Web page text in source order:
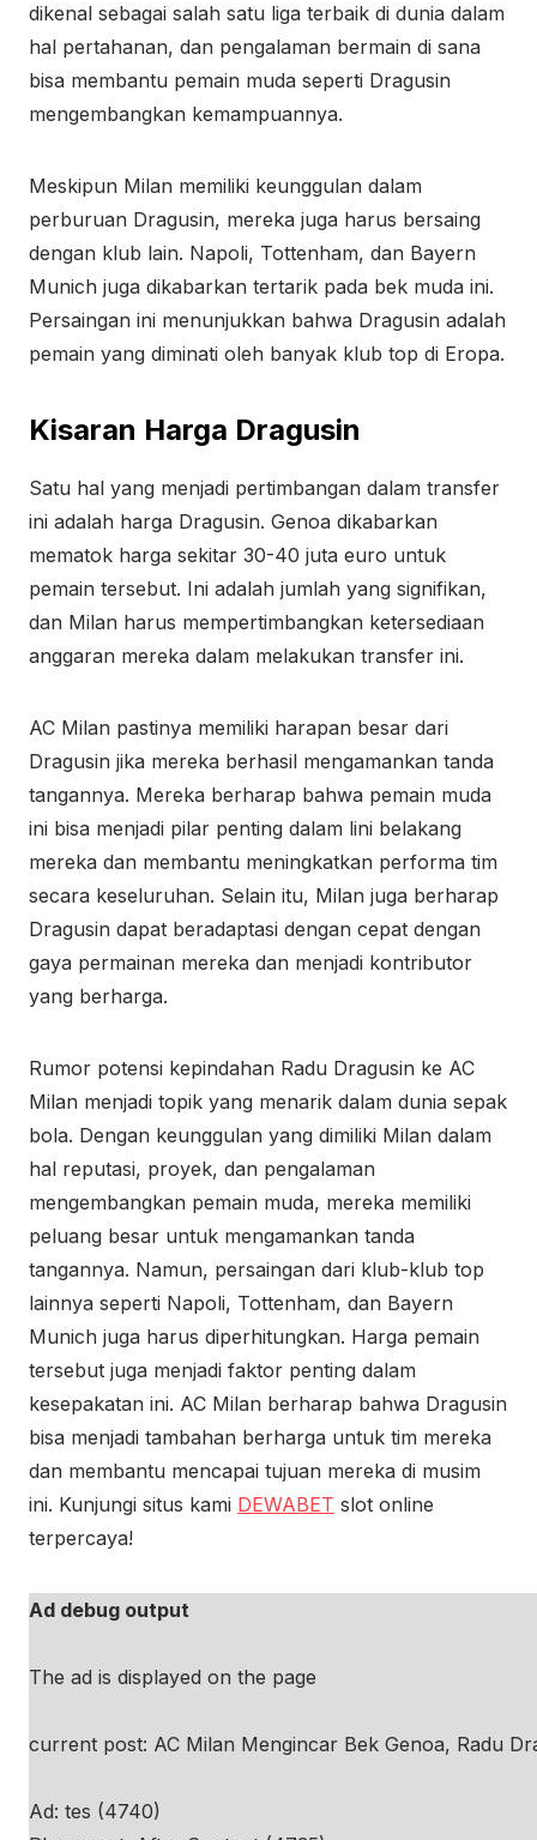
dikenal sebagai salah satu liga terbaik di dunia dalam
hal pertahanan, dan pengalaman bermain di sana
bisa membantu pemain muda seperti Dragusin
mengembangkan kemampuannya.
Meskipun Milan memiliki keunggulan dalam
perburuan Dragusin, mereka juga harus bersaing
dengan klub lain. Napoli, Tottenham, dan Bayern
Munich juga dikabarkan tertarik pada bek muda ini.
Persaingan ini menunjukkan bahwa Dragusin adalah
pemain yang diminati oleh banyak klub top di Eropa.
Kisaran Harga Dragusin
Satu hal yang menjadi pertimbangan dalam transfer
ini adalah harga Dragusin. Genoa dikabarkan
mematok harga sekitar 30-40 juta euro untuk
pemain tersebut. Ini adalah jumlah yang signifikan,
dan Milan harus mempertimbangkan ketersediaan
anggaran mereka dalam melakukan transfer ini.
AC Milan pastinya memiliki harapan besar dari
Dragusin jika mereka berhasil mengamankan tanda
tangannya. Mereka berharap bahwa pemain muda
ini bisa menjadi pilar penting dalam lini belakang
mereka dan membantu meningkatkan performa tim
secara keseluruhan. Selain itu, Milan juga berharap
Dragusin dapat beradaptasi dengan cepat dengan
gaya permainan mereka dan menjadi kontributor
yang berharga.
Rumor potensi kepindahan Radu Dragusin ke AC
Milan menjadi topik yang menarik dalam dunia sepak
bola. Dengan keunggulan yang dimiliki Milan dalam
hal reputasi, proyek, dan pengalaman
mengembangkan pemain muda, mereka memiliki
peluang besar untuk mengamankan tanda
tangannya. Namun, persaingan dari klub-klub top
lainnya seperti Napoli, Tottenham, dan Bayern
Munich juga harus diperhitungkan. Harga pemain
tersebut juga menjadi faktor penting dalam
kesepakatan ini. AC Milan berharap bahwa Dragusin
bisa menjadi tambahan berharga untuk tim mereka
dan membantu mencapai tujuan mereka di musim
ini. Kunjungi situs kami DEWABET slot online
terpercaya!
Ad debug output
The ad is displayed on the page
current post: AC Milan Mengincar Bek Genoa, Radu
Ad: tes (4740)